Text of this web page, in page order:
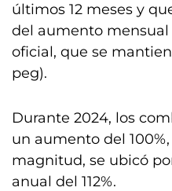
últimos 12 meses y
del aumento
oficial, que se
peg).
Durante 2024, los
un aumento del
magnitud, se ubicó
anual del 112%.